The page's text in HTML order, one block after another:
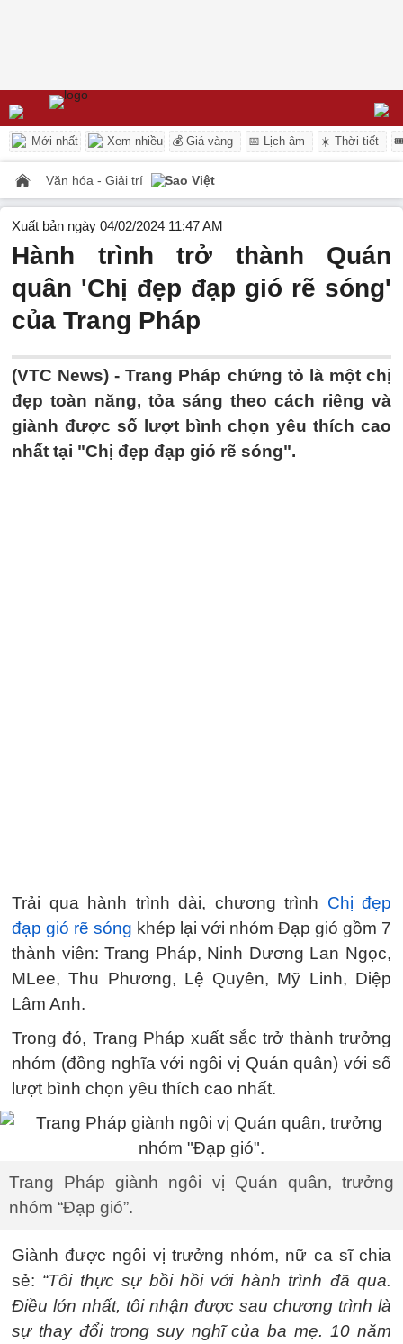
Mới nhất Xem nhiều 💰 Giá vàng 📅 Lịch âm ☀️ Thời tiết
Văn hóa - Giải trí Sao Việt
Xuất bản ngày 04/02/2024 11:47 AM
Hành trình trở thành Quán
quân 'Chị đẹp đạp gió rẽ sóng'
của Trang Pháp
(VTC News) -Trang Pháp chứng tỏ là một chị
đẹp toàn năng, tỏa sáng theo cách riêng và
giành được số lượt bình chọn yêu thích cao
nhất tại "Chị đẹp đạp gió rẽ sóng".
Trải qua hành trình dài, chương trình Chị đẹp
đạp gió rẽ sóng khép lại với nhóm Đạp gió gồm 7
thành viên: Trang Pháp, Ninh Dương Lan Ngọc,
MLee, Thu Phương, Lệ Quyên, Mỹ Linh, Diệp
Lâm Anh.
Trong đó, Trang Pháp xuất sắc trở thành trưởng
nhóm (đồng nghĩa với ngôi vị Quán quân) với số
lượt bình chọn yêu thích cao nhất.
Trang Pháp giành ngôi vị Quán quân, trưởng
nhóm “Đạp gió”.
Giành được ngôi vị trưởng nhóm, nữ ca sĩ chia
sẻ: “Tôi thực sự bồi hồi với hành trình đã qua.
Điều lớn nhất, tôi nhận được sau chương trình là
sự thay đổi trong suy nghĩ của ba mẹ. 10 năm